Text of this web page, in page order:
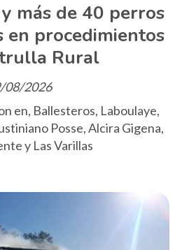
más de 40 perros
en procedimientos
Rural
08/2026
en, Ballesteros, Laboulaye,
Posse, Alcira Gigena,
y Las Varillas